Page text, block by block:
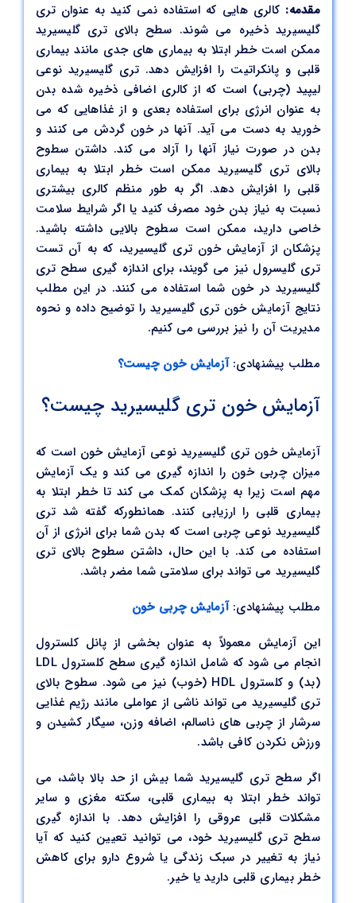
مقدمه: کالری هایی که استفاده نمی کنید به عنوان تری
گلیسیرید ذخیره می شوند. سطح بالای تری گلیسیرید
ممکن است خطر ابتلا به بیماری های جدی مانند بیماری
قلبی و پانکراتیت را افزایش دهد. تری گلیسیرید نوعی
لیپید (چربی) است که از کالری اضافی ذخیره شده بدن
به عنوان انرژی برای استفاده بعدی و از غذاهایی که می
خورید به دست می آید. آنها در خون گردش می کنند و
بدن در صورت نیاز آنها را آزاد می کند. داشتن سطوح
بالای تری گلیسیرید ممکن است خطر ابتلا به بیماری
قلبی را افزایش دهد. اگر به طور منظم کالری بیشتری
نسبت به نیاز بدن خود مصرف کنید یا اگر شرایط سلامت
خاصی دارید، ممکن است سطوح بالایی داشته باشید.
پزشکان از آزمایش خون تری گلیسیرید، که به آن تست
تری گلیسرول نیز می گویند، برای اندازه گیری سطح تری
گلیسیرید در خون شما استفاده می کنند. در این مطلب
نتایج آزمایش خون تری گلیسیرید را توضیح داده و نحوه
مدیریت آن را نیز بررسی می کنیم.
مطلب پیشنهادی:آزمایش خون چیست؟
آزمایش خون تری گلیسیرید چیست؟
آزمایش خون تری گلیسیرید نوعی آزمایش خون است که
میزان چربی خون را اندازه گیری می کند و یک آزمایش
مهم است زیرا به پزشکان کمک می کند تا خطر ابتلا به
بیماری قلبی را ارزیابی کنند. همانطورکه گفته شد تری
گلیسیرید نوعی چربی است که بدن شما برای انرژی از آن
استفاده می کند. با این حال، داشتن سطوح بالای تری
گلیسیرید می تواند برای سلامتی شما مضر باشد.
مطلب پیشنهادی:آزمایش چربی خون
این آزمایش معمولاً به عنوان بخشی از پانل کلسترول
انجام می شود که شامل اندازه گیری سطح کلسترول LDL
(بد) و کلسترول HDL (خوب) نیز می شود. سطوح بالای
تری گلیسیرید می تواند ناشی از عواملی مانند رژیم غذایی
سرشار از چربی های ناسالم، اضافه وزن، سیگار کشیدن و
ورزش نکردن کافی باشد.
اگر سطح تری گلیسیرید شما بیش از حد بالا باشد، می
تواند خطر ابتلا به بیماری قلبی، سکته مغزی و سایر
مشکلات قلبی عروقی را افزایش دهد. با اندازه گیری
سطح تری گلیسیرید خود، می توانید تعیین کنید که آیا
نیاز به تغییر در سبک زندگی یا شروع دارو برای کاهش
خطر بیماری قلبی دارید یا خیر.